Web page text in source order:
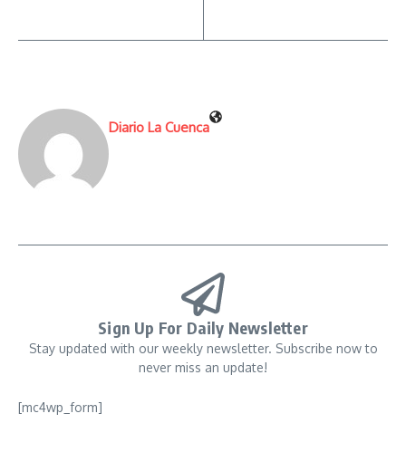
Diario La Cuenca
Sign Up For Daily Newsletter
Stay updated with our weekly newsletter. Subscribe now to
never miss an update!
[mc4wp_form]